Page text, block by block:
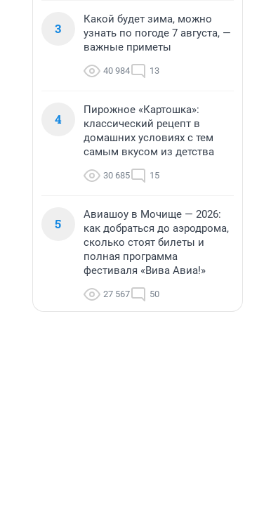
3
Какой будет зима, можно
узнать по погоде 7 августа, —
важные приметы
40 984 13
4
Пирожное «Картошка»:
классический рецепт в
домашних условиях с тем
самым вкусом из детства
30 685 15
5
Авиашоу в Мочище — 2026:
как добраться до аэродрома,
сколько стоят билеты и
полная программа
фестиваля «Вива Авиа!»
27 567 50